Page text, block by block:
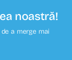
noastră!
a merge mai